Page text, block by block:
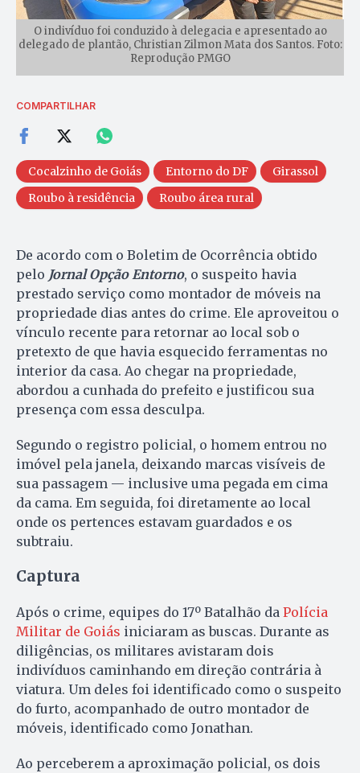
O indivíduo foi conduzido à delegacia e apresentado ao
delegado de plantão, Christian Zilmon Mata dos Santos. Foto:
Reprodução PMGO
COMPARTILHAR
Cocalzinho de Goiás Entorno do DF
Girassol
Roubo à residência
Roubo área rural
De acordo com o Boletim de Ocorrência obtido
pelo Jornal Opção Entorno, o suspeito havia
prestado serviço como montador de móveis na
propriedade dias antes do crime. Ele aproveitou o
vínculo recente para retornar ao local sob o
pretexto de que havia esquecido ferramentas no
interior da casa. Ao chegar na propriedade,
abordou a cunhada do prefeito e justificou sua
presença com essa desculpa.
Segundo o registro policial, o homem entrou no
imóvel pela janela, deixando marcas visíveis de
sua passagem — inclusive uma pegada em cima
da cama. Em seguida, foi diretamente ao local
onde os pertences estavam guardados e os
subtraiu.
Captura
Após o crime, equipes do 17º Batalhão da Polícia
Militar de Goiás iniciaram as buscas. Durante as
diligências, os militares avistaram dois
indivíduos caminhando em direção contrária à
viatura. Um deles foi identificado como o suspeito
do furto, acompanhado de outro montador de
móveis, identificado como Jonathan.
Ao perceberem a aproximação policial, os dois